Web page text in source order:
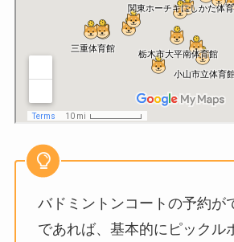
バドミントンコートの予約が
であれば、基本的にピックル